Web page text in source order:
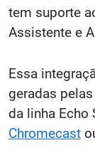
tem suporte
Assistente e
Essa
geradas
da linha Echo
Chromecast